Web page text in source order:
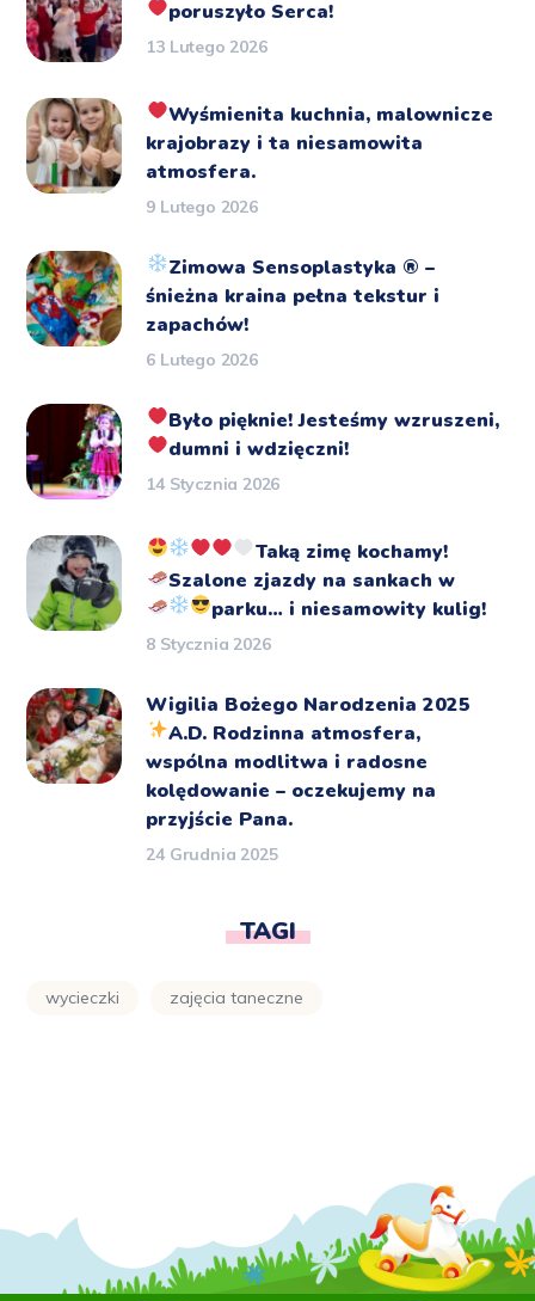
poruszyło Serca!
13 Lutego 2026
Wyśmienita kuchnia, malownicze
krajobrazy i ta niesamowita
atmosfera.
9 Lutego 2026
Zimowa Sensoplastyka ®️ –
śnieżna kraina pełna tekstur i
zapachów!
6 Lutego 2026
Było pięknie!Jesteśmy wzruszeni,
dumni i wdzięczni!
14 Stycznia 2026
Taką zimę kochamy!
Szalone zjazdy na sankach w
parku… i niesamowity kulig!
8 Stycznia 2026
Wigilia Bożego Narodzenia 2025
A.D. Rodzinna atmosfera,
wspólna modlitwa i radosne
kolędowanie – oczekujemy na
przyjście Pana.
24 Grudnia 2025
TAGI
wycieczki zajęcia taneczne